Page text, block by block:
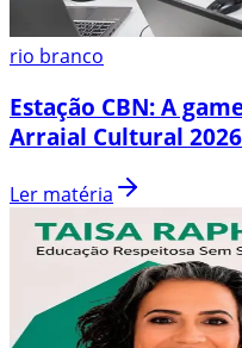
rio branco
Estação CBN: A
Arraial Cultural 2026
Ler matéria